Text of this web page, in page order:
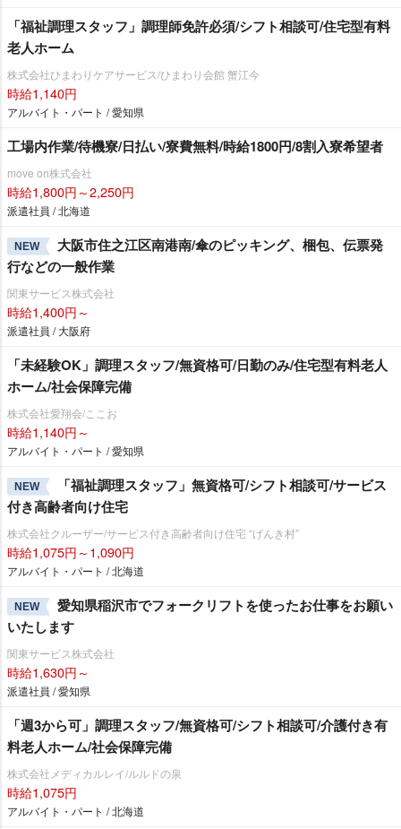
「福祉調理スタッフ」調理師免許必須/シフト相談可/住宅型有料
老人ホーム
株式会社ひまわりケアサービス/ひまわり会館 蟹江今
時給1,140円
アルバイト・パート / 愛知県
工場内作業/待機寮/日払い/寮費無料/時給1800円/8割入寮希望者
move on株式会社
時給1,800円～2,250円
派遣社員 / 北海道
NEW
大阪市住之江区南港南/傘のピッキング、梱包、伝票発
行などの一般作業
関東サービス株式会社
時給1,400円～
派遣社員 / 大阪府
「未経験OK」調理スタッフ/無資格可/日勤のみ/住宅型有料老人
ホーム/社会保障完備
株式会社愛翔会/ここお
時給1,140円～
アルバイト・パート / 愛知県
NEW
「福祉調理スタッフ」無資格可/シフト相談可/サービス
付き高齢者向け住宅
株式会社クルーザー/サービス付き高齢者向け住宅 “げんき村”
時給1,075円～1,090円
アルバイト・パート / 北海道
NEW
愛知県稲沢市でフォークリフトを使ったお仕事をお願い
いたします
関東サービス株式会社
時給1,630円～
派遣社員 / 愛知県
「週3から可」調理スタッフ/無資格可/シフト相談可/介護付き有
料老人ホーム/社会保障完備
株式会社メディカルレイ/ルルドの泉
時給1,075円
アルバイト・パート / 北海道